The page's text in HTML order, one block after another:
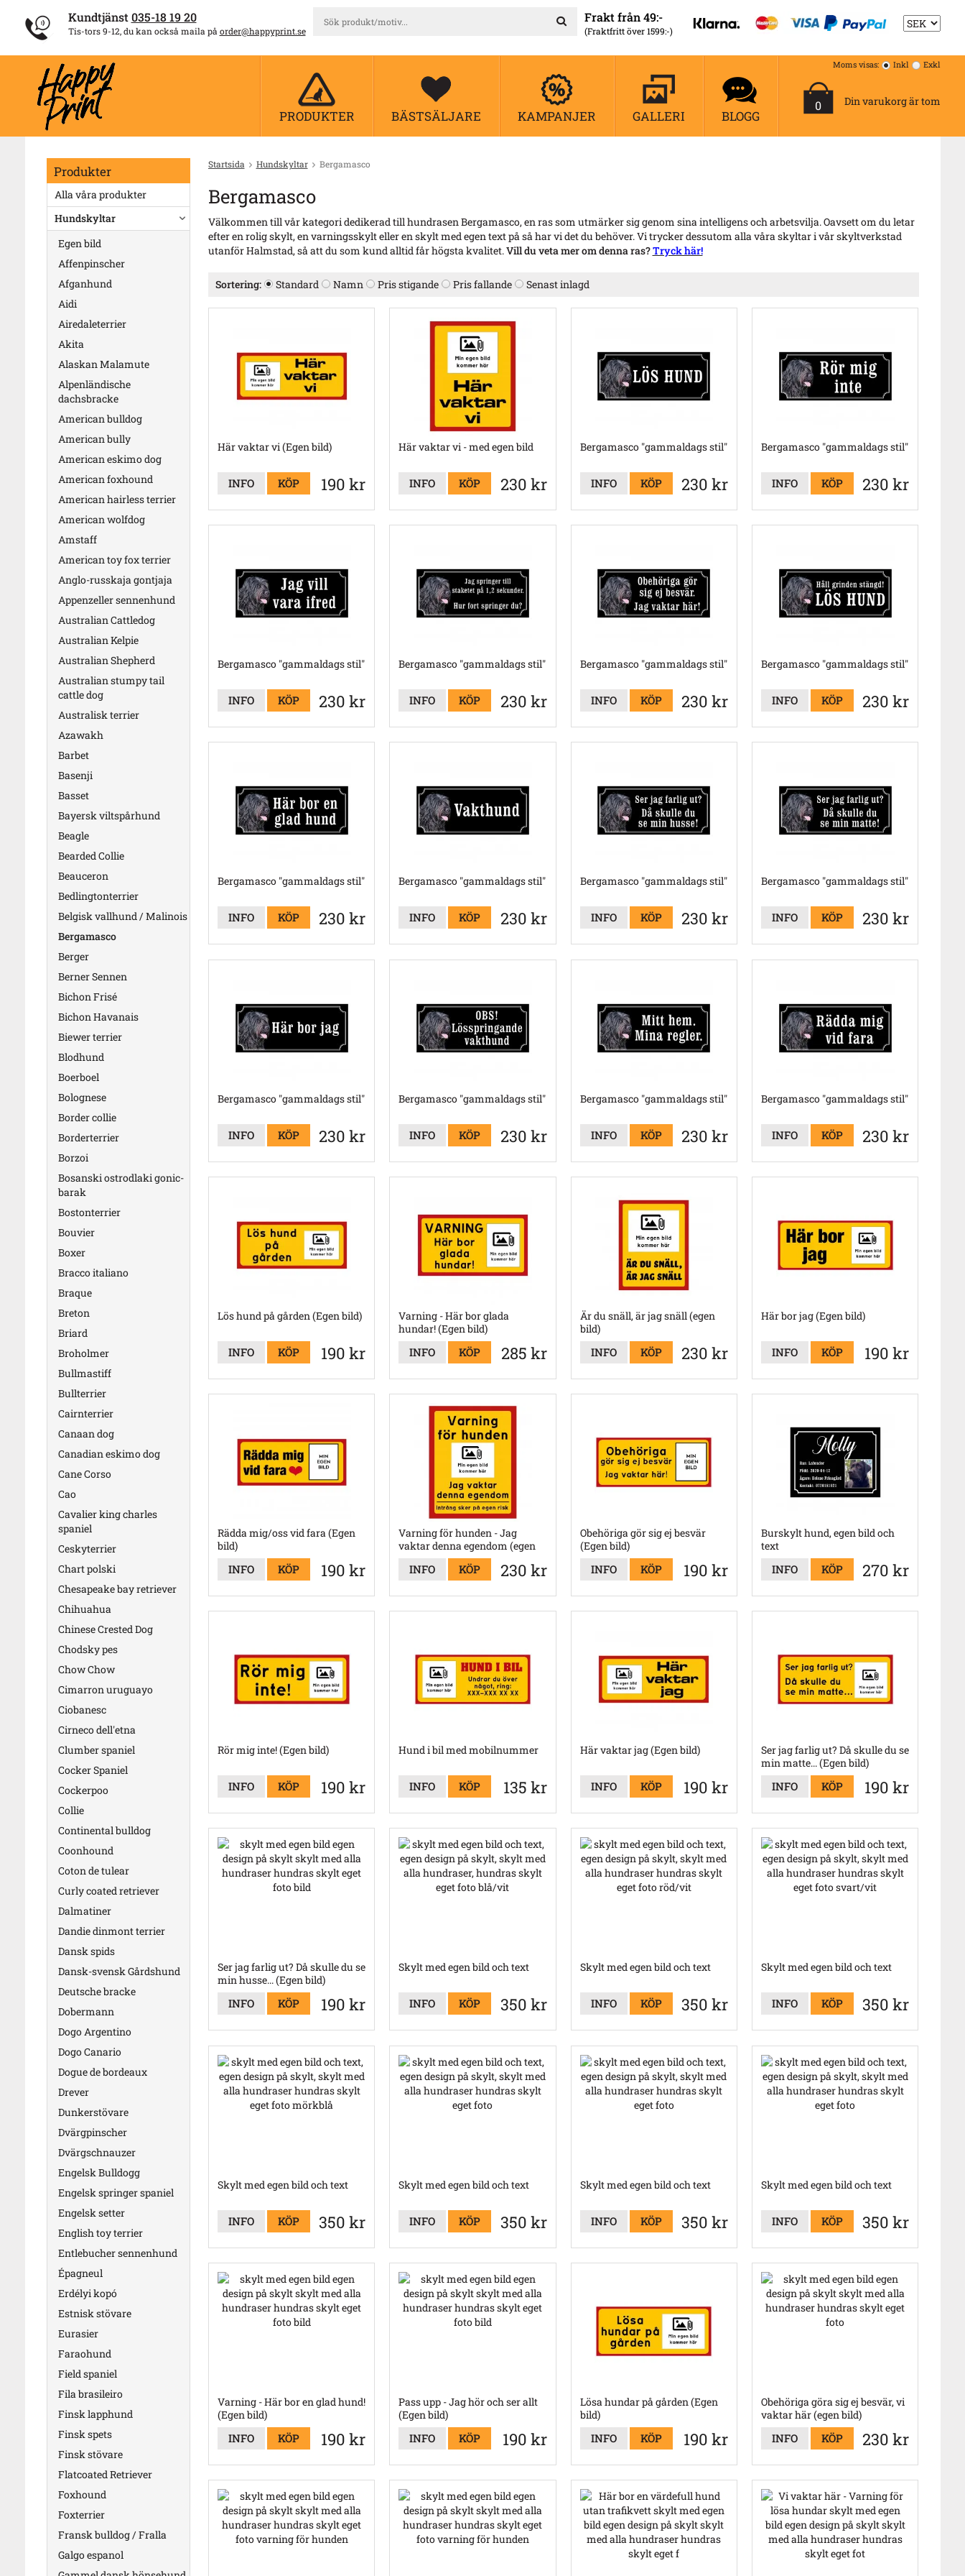
Kundtjänst 035-18 19 20
Tis-tors 9-12, du kan också maila på order@happyprint.se
Frakt från 49:-
(Fraktfritt över 1599:-)
PRODUKTER BÄSTSÄLJARE KAMPANJER GALLERI BLOGG
0 Din varukorg är tom
Moms visas: Inkl Exkl
Produkter
Alla våra produkter
Hundskyltar
Egen bild
Affenpinscher
Afganhund
Aidi
Airedaleterrier
Akita
Alaskan Malamute
Alpenländische
dachsbracke
American bulldog
American bully
American eskimo dog
American foxhound
American hairless terrier
American wolfdog
Amstaff
American toy fox terrier
Anglo-russkaja gontjaja
Appenzeller sennenhund
Australian Cattledog
Australian Kelpie
Australian Shepherd
Australian stumpy tail
cattle dog
Australisk terrier
Azawakh
Barbet
Basenji
Basset
Bayersk viltspårhund
Beagle
Bearded Collie
Beauceron
Bedlingtonterrier
Belgisk vallhund / Malinois
Bergamasco
Berger
Berner Sennen
Bichon Frisé
Bichon Havanais
Biewer terrier
Blodhund
Boerboel
Bolognese
Border collie
Borderterrier
Borzoi
Bosanski ostrodlaki gonic-
barak
Bostonterrier
Bouvier
Boxer
Bracco italiano
Braque
Breton
Briard
Broholmer
Bullmastiff
Bullterrier
Cairnterrier
Canaan dog
Canadian eskimo dog
Cane Corso
Cao
Cavalier king charles
spaniel
Ceskyterrier
Chart polski
Chesapeake bay retriever
Chihuahua
Chinese Crested Dog
Chodsky pes
Chow Chow
Cimarron uruguayo
Ciobanesc
Cirneco dell'etna
Clumber spaniel
Cocker Spaniel
Cockerpoo
Collie
Continental bulldog
Coonhound
Coton de tulear
Curly coated retriever
Dalmatiner
Dandie dinmont terrier
Dansk spids
Dansk-svensk Gårdshund
Deutsche bracke
Dobermann
Dogo Argentino
Dogo Canario
Dogue de bordeaux
Drever
Dunkerstövare
Dvärgpinscher
Dvärgschnauzer
Engelsk Bulldogg
Engelsk springer spaniel
Engelsk setter
English toy terrier
Entlebucher sennenhund
Épagneul
Erdélyi kopó
Estnisk stövare
Eurasier
Faraohund
Field spaniel
Fila brasileiro
Finsk lapphund
Finsk spets
Finsk stövare
Flatcoated Retriever
Foxhound
Foxterrier
Fransk bulldog / Fralla
Galgo espanol
Startsida Hundskyltar Bergamasco
Bergamasco
Välkommen till vår kategori dedikerad till hundrasen Bergamasco, en ras som utmärker sig genom sina intelligens och arbetsvilja. Oavsett om du letar
efter en rolig skylt, en varningsskylt eller en skylt med egen text på så har vi det du behöver. Vi trycker dessutom alla våra skyltar i vår skyltverkstad
utanför Halmstad, så att du som kund alltid får högsta kvalitet.Vill du veta mer om denna ras?Tryck här!
Sortering: Standard Namn Pris stigande Pris fallande Senast inlagd
Här vaktar vi (Egen bild)
190 kr
INFO KÖP
Här vaktar vi - med egen bild
230 kr
INFO KÖP
Bergamasco "gammaldags stil"
230 kr
INFO KÖP
Bergamasco "gammaldags stil"
230 kr
INFO KÖP
Bergamasco "gammaldags stil"
230 kr
INFO KÖP
Bergamasco "gammaldags stil"
230 kr
INFO KÖP
Bergamasco "gammaldags stil"
230 kr
INFO KÖP
Bergamasco "gammaldags stil"
230 kr
INFO KÖP
Bergamasco "gammaldags stil"
230 kr
INFO KÖP
Bergamasco "gammaldags stil"
230 kr
INFO KÖP
Bergamasco "gammaldags stil"
230 kr
INFO KÖP
Bergamasco "gammaldags stil"
230 kr
INFO KÖP
Bergamasco "gammaldags stil"
230 kr
INFO KÖP
Bergamasco "gammaldags stil"
230 kr
INFO KÖP
Bergamasco "gammaldags stil"
230 kr
INFO KÖP
Bergamasco "gammaldags stil"
230 kr
INFO KÖP
Lös hund på gården (Egen bild)
190 kr
INFO KÖP
Varning - Här bor glada
hundar! (Egen bild)
285 kr
INFO KÖP
Är du snäll, är jag snäll (egen
bild)
230 kr
INFO KÖP
Här bor jag (Egen bild)
190 kr
INFO KÖP
Rädda mig/oss vid fara (Egen
bild)
190 kr
INFO KÖP
Varning för hunden - Jag
vaktar denna egendom (egen
230 kr
INFO KÖP
Obehöriga gör sig ej besvär
(Egen bild)
190 kr
INFO KÖP
Burskylt hund, egen bild och
text
270 kr
INFO KÖP
Rör mig inte! (Egen bild)
190 kr
INFO KÖP
Hund i bil med mobilnummer
135 kr
INFO KÖP
Här vaktar jag (Egen bild)
190 kr
INFO KÖP
Ser jag farlig ut? Då skulle du se
min matte... (Egen bild)
190 kr
INFO KÖP
Ser jag farlig ut? Då skulle du se
min husse... (Egen bild)
190 kr
INFO KÖP
Skylt med egen bild och text
350 kr
INFO KÖP
Skylt med egen bild och text
350 kr
INFO KÖP
Skylt med egen bild och text
350 kr
INFO KÖP
Skylt med egen bild och text
350 kr
INFO KÖP
Skylt med egen bild och text
350 kr
INFO KÖP
Skylt med egen bild och text
350 kr
INFO KÖP
Skylt med egen bild och text
350 kr
INFO KÖP
Varning - Här bor en glad hund!
(Egen bild)
190 kr
INFO KÖP
Pass upp - Jag hör och ser allt
(Egen bild)
190 kr
INFO KÖP
Lösa hundar på gården (Egen
bild)
190 kr
INFO KÖP
Obehöriga göra sig ej besvär, vi
vaktar här (egen bild)
230 kr
INFO KÖP